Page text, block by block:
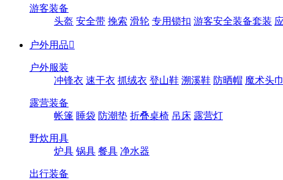
游客装备
头盔 安全带 挽索 滑轮 专用锁扣 游客安全装备套装
户外用品
户外服装
冲锋衣 速干衣 抓绒衣 登山鞋 溯溪鞋 防晒帽 魔术头巾
露营装备
帐篷 睡袋 防潮垫 折叠桌椅 吊床 露营灯
野炊用具
炉具 锅具 餐具 净水器
出行装备